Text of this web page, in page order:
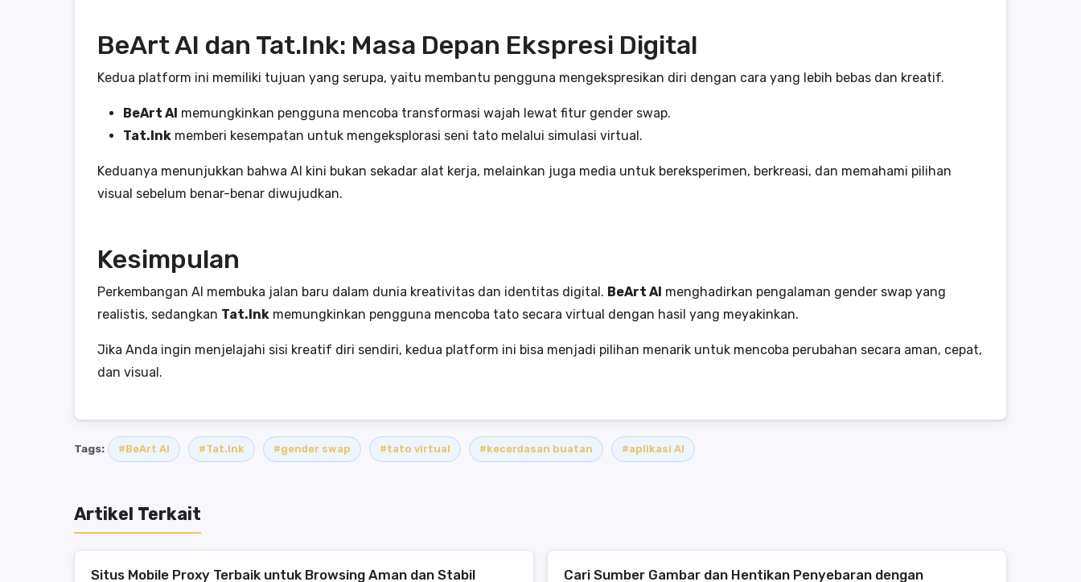
BeArt AI dan Tat.Ink: Masa Depan Ekspresi Digital
Kedua platform ini memiliki tujuan yang serupa, yaitu membantu pengguna mengekspresikan diri dengan cara yang lebih bebas dan kreatif.
BeArt AI memungkinkan pengguna mencoba transformasi wajah lewat fitur gender swap.
Tat.Ink memberi kesempatan untuk mengeksplorasi seni tato melalui simulasi virtual.
Keduanya menunjukkan bahwa AI kini bukan sekadar alat kerja, melainkan juga media untuk bereksperimen, berkreasi, dan memahami pilihan
visual sebelum benar-benar diwujudkan.
Kesimpulan
Perkembangan AI membuka jalan baru dalam dunia kreativitas dan identitas digital. BeArt AI menghadirkan pengalaman gender swap yang
realistis, sedangkan Tat.Ink memungkinkan pengguna mencoba tato secara virtual dengan hasil yang meyakinkan.
Jika Anda ingin menjelajahi sisi kreatif diri sendiri, kedua platform ini bisa menjadi pilihan menarik untuk mencoba perubahan secara aman, cepat,
dan visual.
Tags: #BeArt AI #Tat.Ink #gender swap #tato virtual #kecerdasan buatan #aplikasi AI
Artikel Terkait
Situs Mobile Proxy Terbaik untuk Browsing Aman dan Stabil Cari Sumber Gambar dan Hentikan Penyebaran dengan